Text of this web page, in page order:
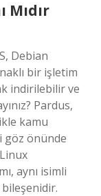
Mıdır
Debian
bir işletim
indirilebilir ve
Pardus,
kamu
göz önünde
aynı isimli